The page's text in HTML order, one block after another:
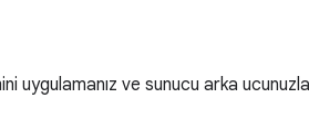
uygulamanız ve sunucu arka